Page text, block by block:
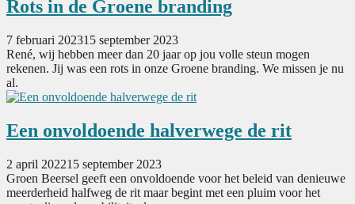
Rots in de Groene branding
7 februari 202315 september 2023
René, wij hebben meer dan 20 jaar op jou volle steun mogen
rekenen. Jij was een rots in onze Groene branding. We missen je nu
al.
Een onvoldoende halverwege de rit
2 april 202215 september 2023
Groen Beersel geeft een onvoldoende voor het beleid van denieuwe
meerderheid halfweg de rit maar begint met een pluim voor het